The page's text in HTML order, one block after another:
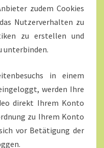
zudem Cookies
Nutzerverhalten zu
zu erstellen und
unterbinden.
in einem
werden Ihre
direkt Ihrem Konto
zu Ihrem Konto
vor Betätigung der